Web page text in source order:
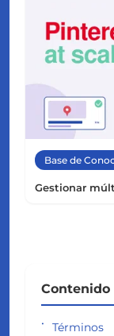
Base de
Gestionar
Contenido
Términos